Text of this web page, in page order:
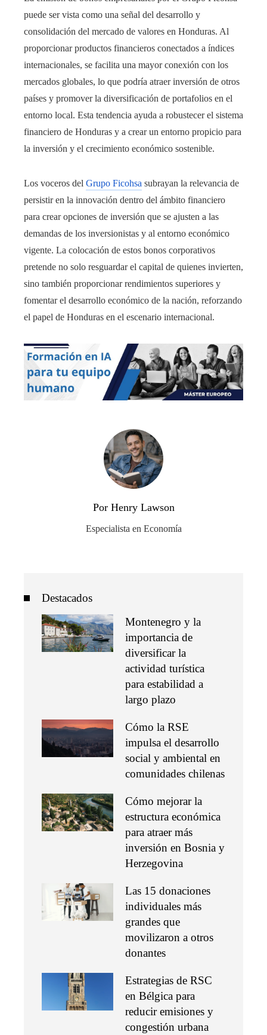
puede ser vista como una señal del desarrollo y
consolidación del mercado de valores en Honduras. Al
proporcionar productos financieros conectados a índices
internacionales, se facilita una mayor conexión con los
mercados globales, lo que podría atraer inversión de otros
países y promover la diversificación de portafolios en el
entorno local. Esta tendencia ayuda a robustecer el sistema
financiero de Honduras y a crear un entorno propicio para
la inversión y el crecimiento económico sostenible.
Los voceros del Grupo Ficohsa subrayan la relevancia de
persistir en la innovación dentro del ámbito financiero
para crear opciones de inversión que se ajusten a las
demandas de los inversionistas y al entorno económico
vigente. La colocación de estos bonos corporativos
pretende no solo resguardar el capital de quienes invierten,
sino también proporcionar rendimientos superiores y
fomentar el desarrollo económico de la nación, reforzando
el papel de Honduras en el escenario internacional.
Por Henry Lawson
Especialista en Economía
Destacados
Montenegro y la
importancia de
diversificar la
actividad turística
para estabilidad a
largo plazo
Cómo la RSE
impulsa el desarrollo
social y ambiental en
comunidades chilenas
Cómo mejorar la
estructura económica
para atraer más
inversión en Bosnia y
Herzegovina
Las 15 donaciones
individuales más
grandes que
movilizaron a otros
donantes
Estrategias de RSC
en Bélgica para
reducir emisiones y
congestión urbana